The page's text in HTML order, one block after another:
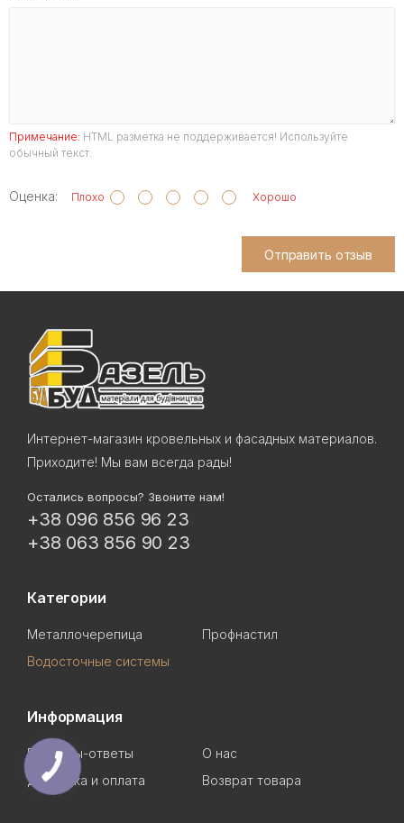
Примечание: HTML разметка не поддерживается! Используйте
обычный текст.
Оценка: Плохо Хорошо
Отправить отзыв
Интернет-магазин кровельных и фасадных материалов.
Приходите! Мы вам всегда рады!
Остались вопросы? Звоните нам!
+38 096 856 96 23
+38 063 856 90 23
Категории
Металлочерепица
Профнастил
Водосточные системы
Информация
Вопросы-ответы
О нас
Доставка и оплата
Возврат товара
КНОПКА
СВЯЗИ